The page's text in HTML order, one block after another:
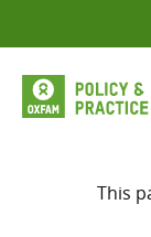
to
content
This